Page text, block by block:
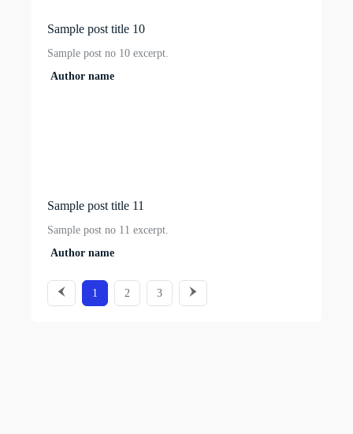
Sample post title 10
Sample post no 10 excerpt.
Author name
Sample post title 11
Sample post no 11 excerpt.
Author name
1 2 3